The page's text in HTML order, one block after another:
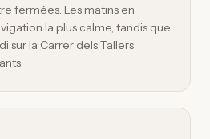
fermées. Les matins en
la plus calme, tandis que
sur la Carrer dels Tallers